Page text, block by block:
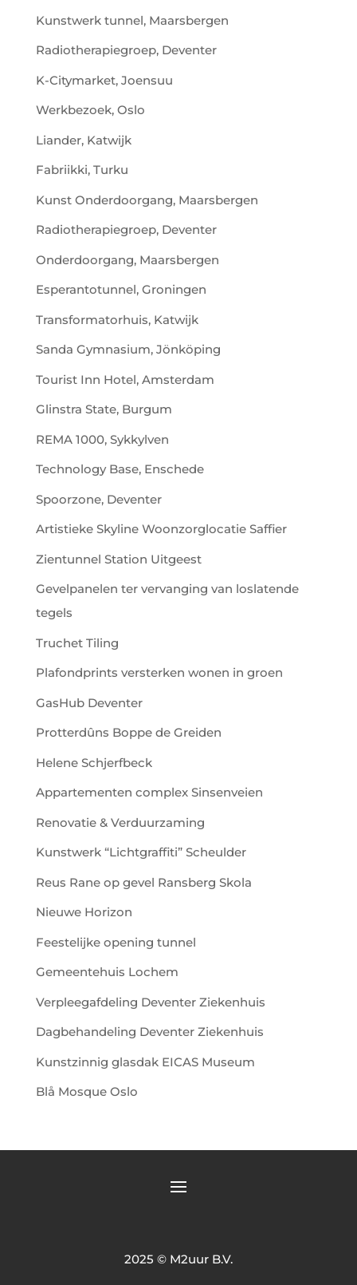
Kunstwerk tunnel, Maarsbergen
Radiotherapiegroep, Deventer
K-Citymarket, Joensuu
Werkbezoek, Oslo
Liander, Katwijk
Fabriikki, Turku
Kunst Onderdoorgang, Maarsbergen
Radiotherapiegroep, Deventer
Onderdoorgang, Maarsbergen
Esperantotunnel, Groningen
Transformatorhuis, Katwijk
Sanda Gymnasium, Jönköping
Tourist Inn Hotel, Amsterdam
Glinstra State, Burgum
REMA 1000, Sykkylven
Technology Base, Enschede
Spoorzone, Deventer
Artistieke Skyline Woonzorglocatie Saffier
Zientunnel Station Uitgeest
Gevelpanelen ter vervanging van loslatende
tegels
Truchet Tiling
Plafondprints versterken wonen in groen
GasHub Deventer
Protterdûns Boppe de Greiden
Helene Schjerfbeck
Appartementen complex Sinsenveien
Renovatie & Verduurzaming
Kunstwerk “Lichtgraffiti” Scheulder
Reus Rane op gevel Ransberg Skola
Nieuwe Horizon
Feestelijke opening tunnel
Gemeentehuis Lochem
Verpleegafdeling Deventer Ziekenhuis
Dagbehandeling Deventer Ziekenhuis
Kunstzinnig glasdak EICAS Museum
Blå Mosque Oslo
2025 © M2uur B.V.